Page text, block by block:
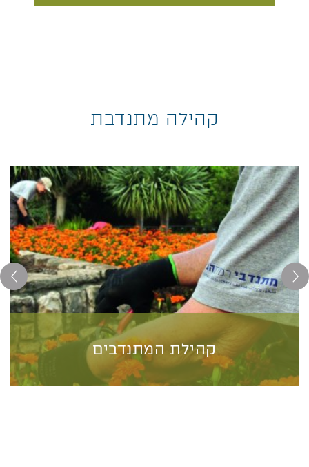
קהילה מתנדבת
קהילת המתנדבים